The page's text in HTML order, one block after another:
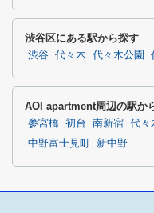
渋谷区にある駅から探す
渋谷 代々木 代々木公園
AOI apartment周辺の駅か
参宮橋 初台 南新宿 代々
中野富士見町
新中野